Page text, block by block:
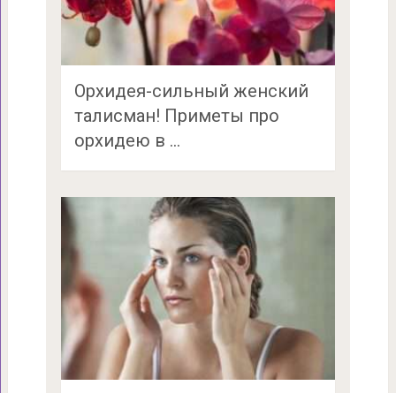
Орхидея-сильный женский
талисман! Приметы про
орхидею в …